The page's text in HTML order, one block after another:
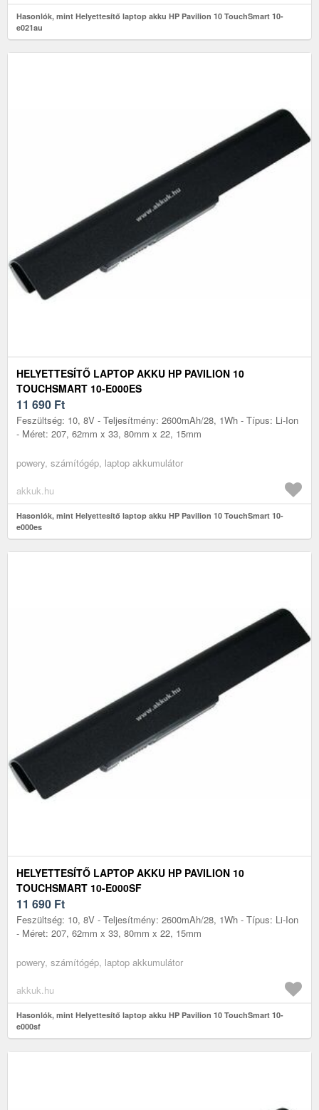
Hasonlók, mint Helyettesítő laptop akku HP Pavilion 10 TouchSmart 10-
e021au
HELYETTESÍTŐ LAPTOP AKKU HP PAVILION 10
TOUCHSMART 10-E000ES
11 690 Ft
Feszültség: 10, 8V - Teljesítmény: 2600mAh/28, 1Wh - Típus: Li-Ion
- Méret: 207, 62mm x 33, 80mm x 22, 15mm
powery, számítógép, laptop akkumulátor
akkuk.hu
Hasonlók, mint Helyettesítő laptop akku HP Pavilion 10 TouchSmart 10-
e000es
HELYETTESÍTŐ LAPTOP AKKU HP PAVILION 10
TOUCHSMART 10-E000SF
11 690 Ft
Feszültség: 10, 8V - Teljesítmény: 2600mAh/28, 1Wh - Típus: Li-Ion
- Méret: 207, 62mm x 33, 80mm x 22, 15mm
powery, számítógép, laptop akkumulátor
akkuk.hu
Hasonlók, mint Helyettesítő laptop akku HP Pavilion 10 TouchSmart 10-
e000sf